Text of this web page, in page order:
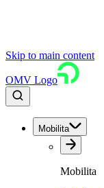
Skip to main content
OMV Logo
Mobilita
Mobilita